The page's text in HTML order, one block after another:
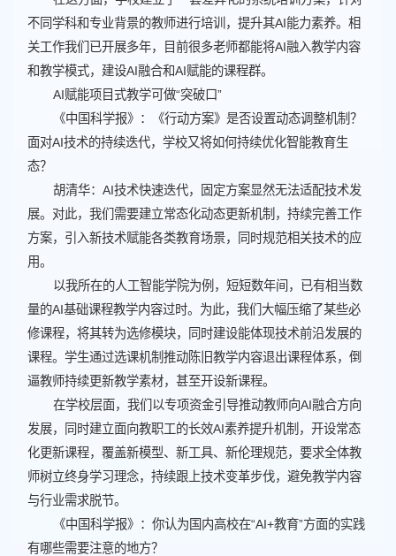
不同学科和专业背景的教师进行培训，提升其AI能力素养。相
关工作我们已开展多年，目前很多老师都能将AI融入教学内容
和教学模式，建设AI融合和AI赋能的课程群。
AI赋能项目式教学可做“突破口”
《中国科学报》：《行动方案》是否设置动态调整机制？
面对AI技术的持续迭代，学校又将如何持续优化智能教育生
态？
胡清华：AI技术快速迭代，固定方案显然无法适配技术发
展。对此，我们需要建立常态化动态更新机制，持续完善工作
方案，引入新技术赋能各类教育场景，同时规范相关技术的应
用。
以我所在的人工智能学院为例，短短数年间，已有相当数
量的AI基础课程教学内容过时。为此，我们大幅压缩了某些必
修课程，将其转为选修模块，同时建设能体现技术前沿发展的
课程。学生通过选课机制推动陈旧教学内容退出课程体系，倒
逼教师持续更新教学素材，甚至开设新课程。
在学校层面，我们以专项资金引导推动教师向AI融合方向
发展，同时建立面向教职工的长效AI素养提升机制，开设常态
化更新课程，覆盖新模型、新工具、新伦理规范，要求全体教
师树立终身学习理念，持续跟上技术变革步伐，避免教学内容
与行业需求脱节。
《中国科学报》：你认为国内高校在“AI+教育”方面的实践
有哪些需要注意的地方？